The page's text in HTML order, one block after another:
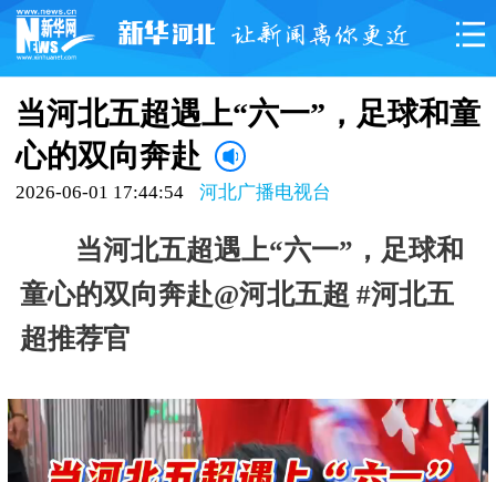
当河北五超遇上“六一”，足球和童
心的双向奔赴
2026-06-01 17:44:54 河北广播电视台
当河北五超遇上“六一”，足球和
童心的双向奔赴@河北五超 #河北五
超推荐官